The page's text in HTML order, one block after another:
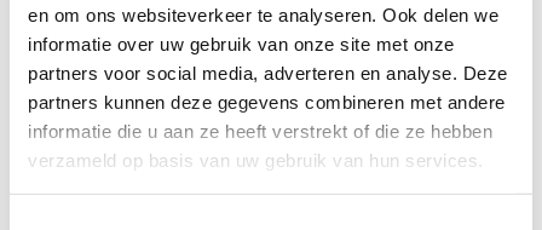
en om ons websiteverkeer te analyseren. Ook delen we
informatie over uw gebruik van onze site met onze
partners voor social media, adverteren en analyse. Deze
partners kunnen deze gegevens combineren met andere
informatie die u aan ze heeft verstrekt of die ze hebben
verzameld op basis van uw gebruik van hun services.
In maart 2022 is de Avanta Ace onderdeel van de Wasco
Ketel Deals. Deze ketel koop je dus nu bij Wasco voor een
topprijs. Kijk snel bij de
Introductie actie
Tijdens de introductieperiode van de Avanta Ave ontvang